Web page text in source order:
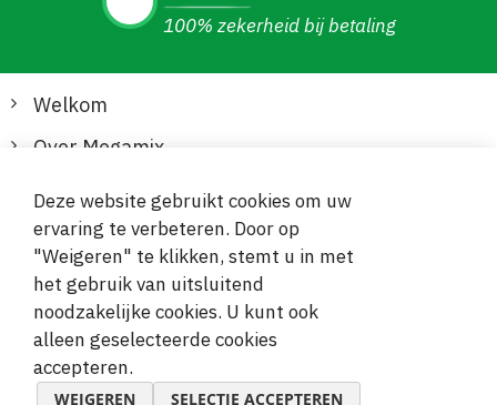
100% zekerheid bij betaling
Welkom
Over Megamix
Informatie
Klantenservice
Veilige en gemakkelijke betalingen
Deze website gebruikt cookies om uw
ervaring te verbeteren. Door op
"Weigeren" te klikken, stemt u in met
het gebruik van uitsluitend
noodzakelijke cookies. U kunt ook
alleen geselecteerde cookies
accepteren.
WEIGEREN SELECTIE ACCEPTEREN